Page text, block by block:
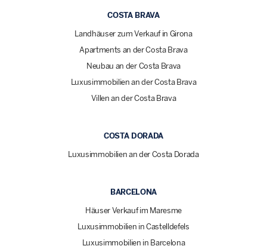
COSTA BRAVA
Landhäuser zum Verkauf in Girona
Apartments an der Costa Brava
Neubau an der Costa Brava
Luxusimmobilien an der Costa Brava
Villen an der Costa Brava
COSTA DORADA
Luxusimmobilien an der Costa Dorada
BARCELONA
Häuser Verkauf im Maresme
Luxusimmobilien in Castelldefels
Luxusimmobilien in Barcelona